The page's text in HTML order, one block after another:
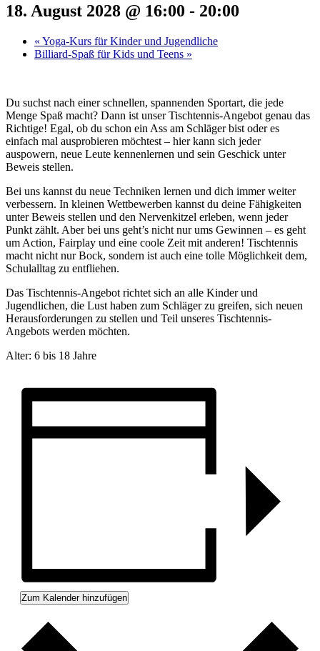
18. August 2028 @ 16:00 - 20:00
« Yoga-Kurs für Kinder und Jugendliche
Billiard-Spaß für Kids und Teens »
Du suchst nach einer schnellen, spannenden Sportart, die jede
Menge Spaß macht? Dann ist unser Tischtennis-Angebot genau das
Richtige! Egal, ob du schon ein Ass am Schläger bist oder es
einfach mal ausprobieren möchtest – hier kann sich jeder
auspowern, neue Leute kennenlernen und sein Geschick unter
Beweis stellen.
Bei uns kannst du neue Techniken lernen und dich immer weiter
verbessern. In kleinen Wettbewerben kannst du deine Fähigkeiten
unter Beweis stellen und den Nervenkitzel erleben, wenn jeder
Punkt zählt. Aber bei uns geht’s nicht nur ums Gewinnen – es geht
um Action, Fairplay und eine coole Zeit mit anderen! Tischtennis
macht nicht nur Bock, sondern ist auch eine tolle Möglichkeit dem,
Schulalltag zu entfliehen.
Das Tischtennis-Angebot richtet sich an alle Kinder und
Jugendlichen, die Lust haben zum Schläger zu greifen, sich neuen
Herausforderungen zu stellen und Teil unseres Tischtennis-
Angebots werden möchten.
Alter: 6 bis 18 Jahre
Zum Kalender hinzufügen